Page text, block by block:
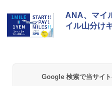
ANA、マイ
イル山分け
Google 検索で当サイ